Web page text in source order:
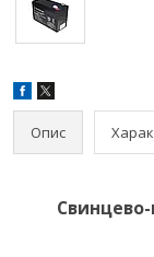
Опис
Свинцево-